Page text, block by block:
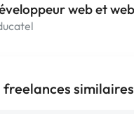
web et
freelances similaires